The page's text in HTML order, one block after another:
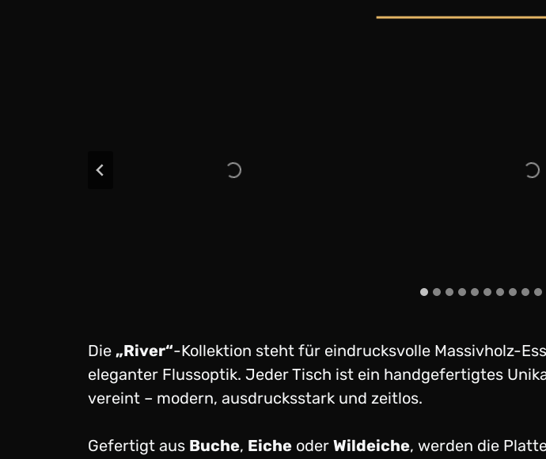
Die „River“-Kollektion steht für eindrucksvolle Massivholz-
eleganter Flussoptik. Jeder Tisch ist ein handgefertigtes
vereint – modern, ausdrucksstark und zeitlos.
Gefertigt aus Buche, Eiche oder Wildeiche, werden die